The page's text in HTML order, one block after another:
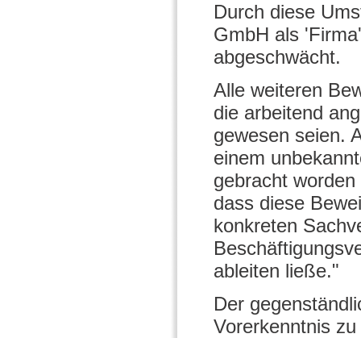
Durch diese
GmbH als
abgeschwächt.
Alle weiteren
die arbeitend
gewesen seien.
einem
gebracht
dass diese
konkreten
ableiten ließe."
Der
Vorerkenntnis